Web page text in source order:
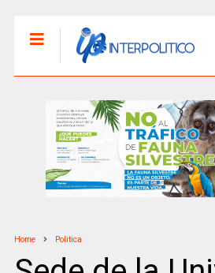
Home Politica